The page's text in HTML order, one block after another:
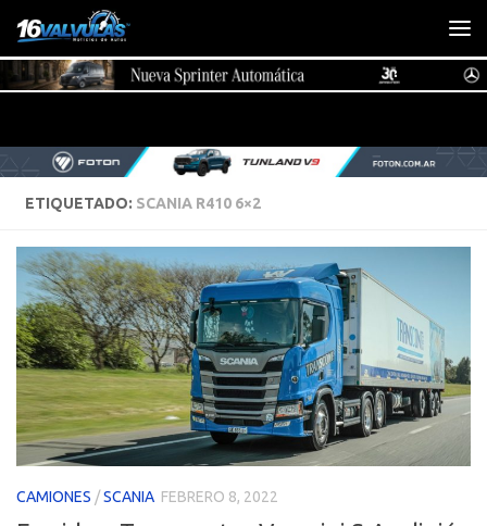
Saltar al contenido
ETIQUETADO: SCANIA R410 6×2
CAMIONES /SCANIA FEBRERO 8, 2022